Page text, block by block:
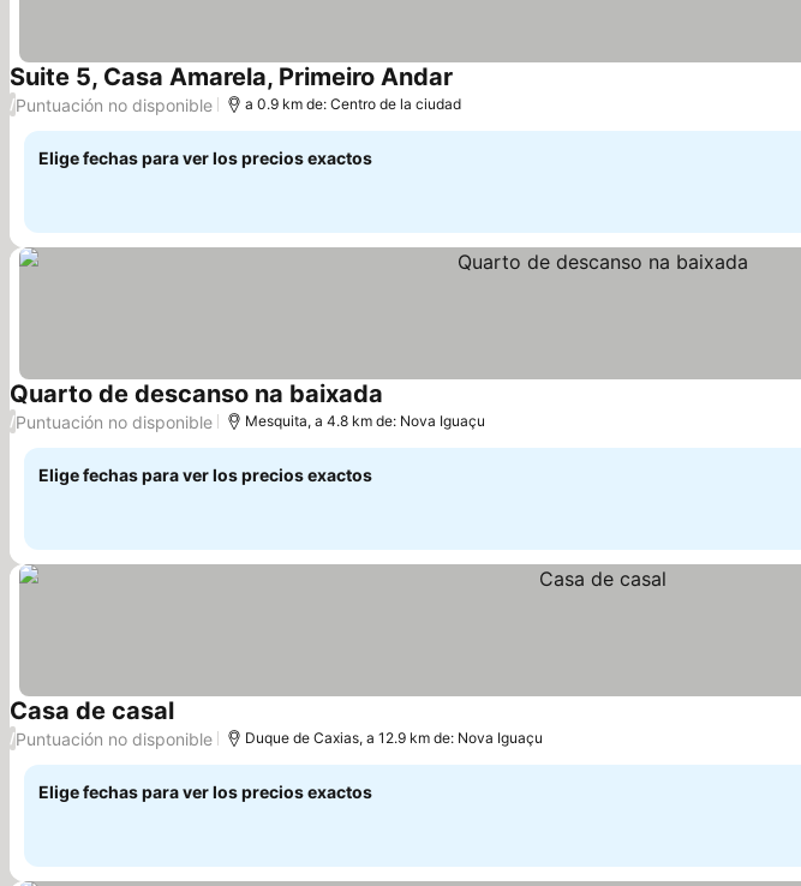
Suite 5, Casa Amarela, Primeiro Andar
/Puntuación no disponible a 0.9 km de: Centro de la ciudad
Elige fechas para ver los precios exactos
Quarto de descanso na baixada
/Puntuación no disponible Mesquita, a 4.8 km de: Nova Iguaçu
Elige fechas para ver los precios exactos
Casa de casal
/Puntuación no disponible Duque de Caxias, a 12.9 km de: Nova Iguaçu
Elige fechas para ver los precios exactos